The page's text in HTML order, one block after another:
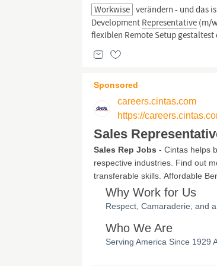
Workwise verändern - und das
Development Representative (m/
flexiblen Remote Setup